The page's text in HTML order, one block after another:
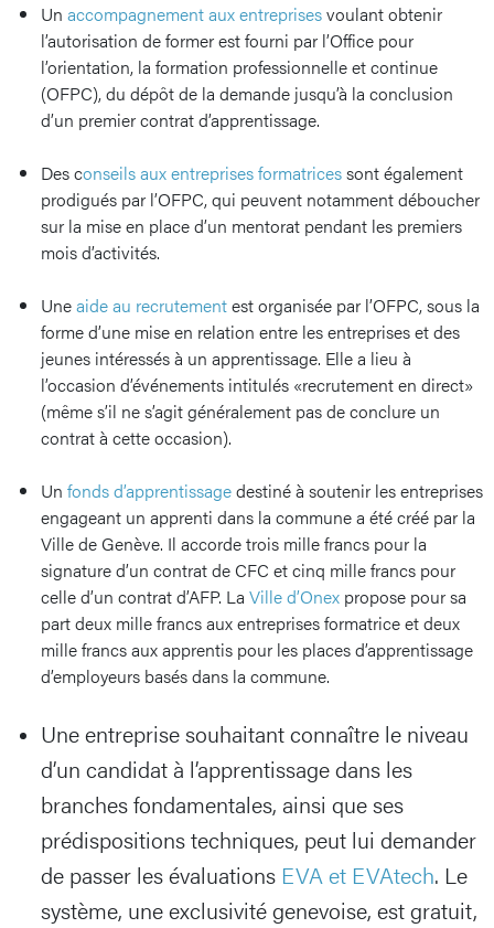
Un accompagnement aux entreprisesvoulant obtenir
l’autorisation de former est fourni par l’Office pour
l’orientation, la formation professionnelle et continue
(OFPC), du dépôt de la demande jusqu’à la conclusion
d’un premier contrat d’apprentissage.
Des conseils aux entreprises formatricessont également
prodigués par l’OFPC, qui peuvent notamment déboucher
sur la mise en place d’un mentorat pendant les premiers
mois d’activités.
Uneaide au recrutementest organisée par l’OFPC, sous la
forme d’une mise en relation entre les entreprises et des
jeunes intéressés à un apprentissage. Elle a lieu à
l’occasion d’événements intitulés «recrutement en direct»
(même s’il ne s’agit généralement pas de conclure un
contrat à cette occasion).
Un fonds d’apprentissagedestiné à soutenir les entreprises
engageant un apprenti dans la commune a été créé par la
Ville de Genève. Il accorde trois mille francs pour la
signature d’un contrat de CFC et cinq mille francs pour
celle d’un contrat d’AFP. La Ville d’Onex propose pour sa
part deux mille francs aux entreprises formatrice et deux
mille francs aux apprentis pour les places d’apprentissage
d’employeurs basés dans la commune.
Une entreprise souhaitant connaître le niveau
d’un candidat à l’apprentissage dans les
branches fondamentales, ainsi que ses
prédispositions techniques, peut lui demander
de passer les évaluations EVA et EVAtech. Le
système, une exclusivité genevoise, est gratuit,